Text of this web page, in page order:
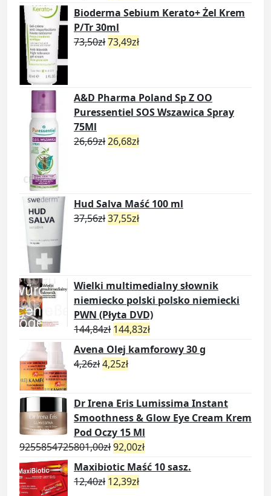
Bioderma Sebium Kerato+ Żel Krem
P/Tr 30ml
73,50zł73,49zł
A&D Pharma Poland Sp Z OO
Puressentiel SOS Wszawica Spray
75Ml
26,69zł26,68zł
Hud Salva Maść 100 ml
37,56zł37,55zł
Wielki multimedialny słownik
niemiecko polski polsko niemiecki
PWN (Płyta DVD)
144,84zł 144,83zł
Avena Olej kamforowy 30 g
4,26zł4,25zł
Dr Irena Eris Lumissima Instant
Smoothness & Glow Eye Cream Krem
Pod Oczy 15 Ml
9255854725801,00zł92,00zł
Maxibiotic Maść 10 sasz.
12,40zł 12,39zł